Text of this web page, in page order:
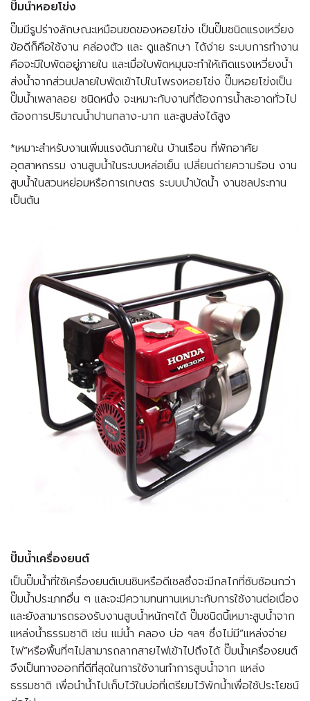
ปั๊มน้ำหอยโข่ง
ปั๊มมีรูปร่างลักษณะเหมือนขดของหอยโข่ง เป็นปั๊มชนิดแรงเหวี่ยง
ข้อดีก็คือใช้งาน คล่องตัว และ ดูแลรักษา ได้ง่าย ระบบการทำงาน
คือจะมีใบพัดอยู่ภายใน และเมื่อใบพัดหมุนจะทำให้เกิดแรงเหวี่ยงน้ำ
ส่งน้ำจากส่วนปลายใบพัดเข้าไปในโพรงหอยโข่ง ปั๊มหอยโข่งเป็น
ปั๊มน้ำเพลาลอย ชนิดหนึ่ง จะเหมาะกับงานที่ต้องการน้ำสะอาดทั่วไป
ต้องการปริมาณน้ำปานกลาง-มาก และสูบส่งได้สูง
*เหมาะสำหรับงานเพิ่มแรงดันภายใน บ้านเรือน ที่พักอาศัย
อุตสาหกรรม งานสูบน้ำในระบบหล่อเย็น เปลี่ยนถ่ายความร้อน งาน
สูบน้ำในสวนหย่อมหรือการเกษตร ระบบบำบัดน้ำ งานชลประทาน
เป็นต้น
ปั๊มน้ำเครื่องยนต์
เป็นปั๊มน้ำที่ใช้เครื่องยนต์เบนซินหรือดีเซลซึ่งจะมีกลไกที่ซับซ้อนกว่า
ปั๊มน้ำประเภทอื่น ๆ และจะมีความทนทานเหมาะกับการใช้งานต่อเนื่อง
และยังสามารถรองรับงานสูบน้ำหนักๆได้ ปั๊มชนิดนี้เหมาะสูบน้ำจาก
แหล่งน้ำธรรมชาติ เช่น แม่น้ำ คลอง บ่อ ฯลฯ ซึ่งไม่มี”แหล่งจ่าย
ไฟ”หรือพื้นที่ๆไม่สามารถลากสายไฟเข้าไปถึงได้ ปั๊มน้ำเครื่องยนต์
จึงเป็นทางออกที่ดีที่สุดในการใช้งานทำการสูบน้ำจาก แหล่ง
ธรรมชาติ เพื่อนำน้ำไปเก็บไว้ในบ่อที่เตรียมไว้พักน้ำเพื่อใช้ประโยชน์